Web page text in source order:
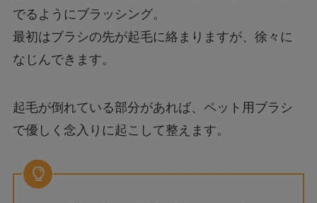
でるようにブラッシング。
最初はブラシの先が起毛に絡まりますが、徐々に
なじんできます。
起毛が倒れている部分があれば、ペット用ブラシ
で優しく念入りに起こして整えます。